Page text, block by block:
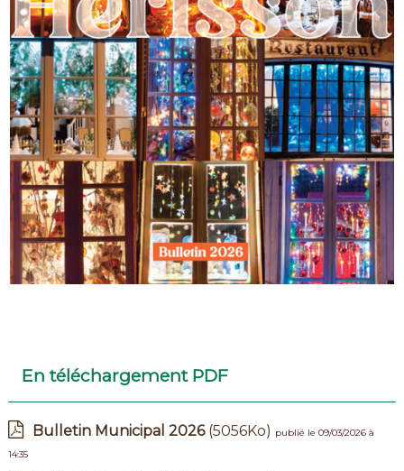
En téléchargement PDF
Bulletin Municipal 2026(5056Ko) publié le 09/03/2026 à
14:35